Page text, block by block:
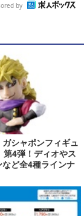
by
ガシャポンフィギュ
第4弾！ディオやス
など全4種ラインナ